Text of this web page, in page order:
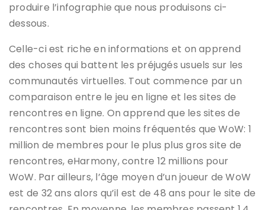
produire l’infographie que nous produisons ci-
dessous.
Celle-ci est riche en informations et on apprend
des choses qui battent les préjugés usuels sur les
communautés virtuelles. Tout commence par un
comparaison entre le jeu en ligne et les sites de
rencontres en ligne. On apprend que les sites de
rencontres sont bien moins fréquentés que WoW: 1
million de membres pour le plus plus gros site de
rencontres, eHarmony, contre 12 millions pour
WoW. Par ailleurs, l’âge moyen d’un joueur de WoW
est de 32 ans alors qu’il est de 48 ans pour le site de